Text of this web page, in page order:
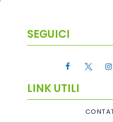
SEGUICI
LINK UTILI